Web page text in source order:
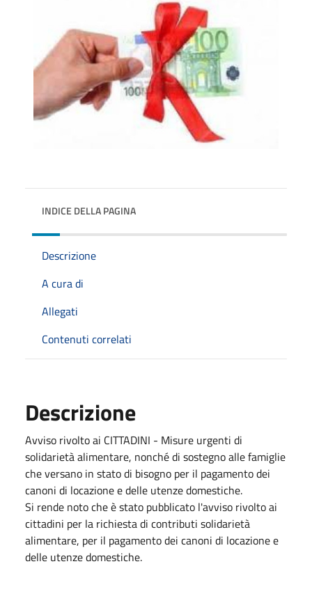
INDICE DELLA PAGINA
Descrizione
A cura di
Allegati
Contenuti correlati
Descrizione
Avviso rivolto ai CITTADINI - Misure urgenti di
solidarietà alimentare, nonché di sostegno alle famiglie
che versano in stato di bisogno per il pagamento dei
canoni di locazione e delle utenze domestiche.
Si rende noto che è stato pubblicato l'avviso rivolto ai
cittadini per la richiesta di contributi solidarietà
alimentare, per il pagamento dei canoni di locazione e
delle utenze domestiche.